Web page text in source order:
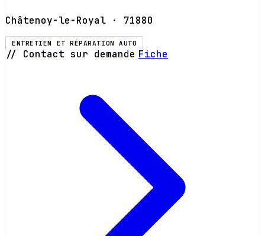
Châtenoy-le-Royal · 71880
ENTRETIEN ET RÉPARATION AUTO
// Contact sur demande Fiche